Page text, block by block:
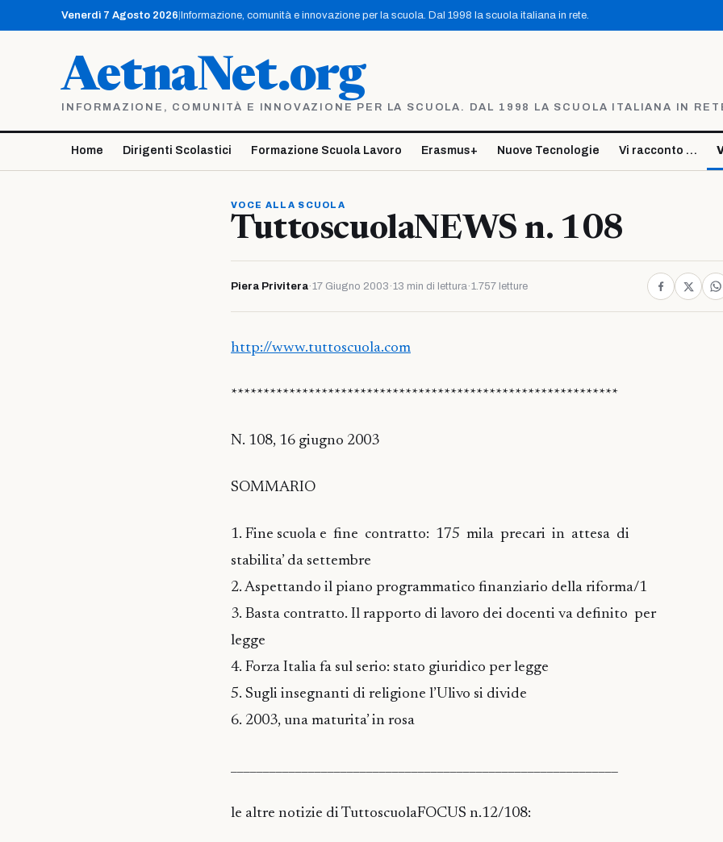
contenuto
Venerdì 7 Agosto 2026 Informazione, comunità e innovazione per la scuola. Dal 1998 la scuola italiana in rete.
AetnaNet.org
INFORMAZIONE, COMUNITÀ E INNOVAZIONE PER LA SCUOLA. DAL 1998 LA SCUOLA ITALIANA IN
Home Dirigenti Scolastici Formazione Scuola Lavoro Erasmus+ Nuove Tecnologie Vi racconto …
VOCE ALLA SCUOLA
TuttoscuolaNEWS n. 108
Piera Privitera·17 Giugno 2003 ·13 min di lettura·1.757 letture
http://www.tuttoscuola.com
************************************************************
N. 108, 16 giugno 2003
SOMMARIO
1. Fine scuola e fine contratto: 175 mila precari in attesa di
stabilita’ da settembre
2. Aspettando il piano programmatico finanziario della riforma/1
3. Basta contratto. Il rapporto di lavoro dei docenti va definito per
legge
4. Forza Italia fa sul serio: stato giuridico per legge
5. Sugli insegnanti di religione l’Ulivo si divide
6. 2003, una maturita’ in rosa
le altre notizie di TuttoscuolaFOCUS n.12/108: